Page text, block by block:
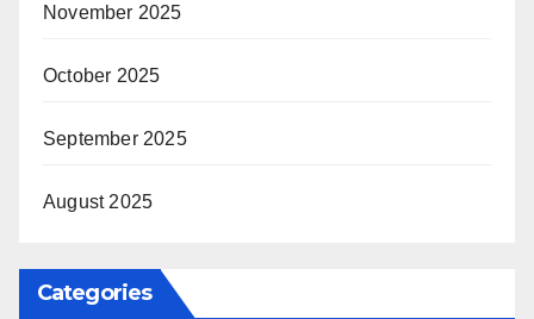
November 2025
October 2025
September 2025
August 2025
Categories